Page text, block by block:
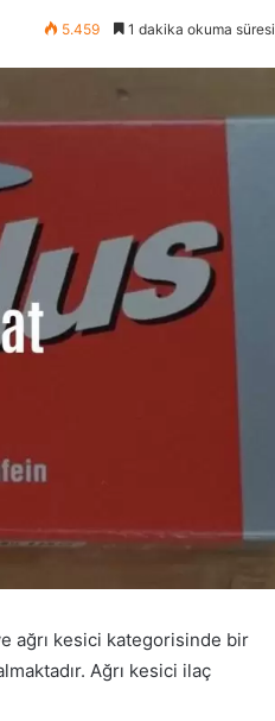
5.459 1 dakika okuma süresi
ağrı kesici kategorisinde bir
Ağrı kesici ilaç